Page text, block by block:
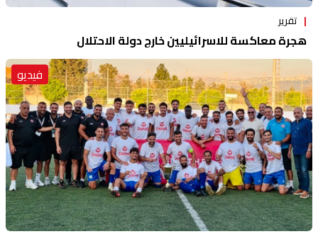
تقرير
هجرة معاكسة للاسرائيليين خارج دولة الاحتلال
فيديو